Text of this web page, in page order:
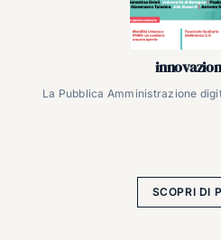
La Pubblica Amministrazione
SCOPRI DI